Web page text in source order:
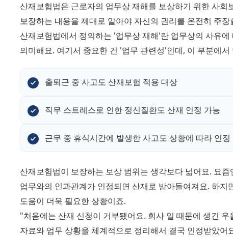
산재보험법은 근로자의 업무상 재해를 보상하기 위한 사
보장하는 내용을 제대로 알아야 자신의 권리를 온전히 주
산재보험법에서 정의하는 '업무상 재해'란 업무상의 사유
의미해요. 여기서 중요한 건 '업무 관련성'인데, 이 부분에
출퇴근 중 사고도 산재보험 적용 대상
직무 스트레스로 인한 정신질환도 산재 인정 가능
근무 중 휴식시간에 발생한 사고도 상황에 따라 인정
산재보험법이 보장하는 보상 범위는 생각보다 넓어요. 요
업무와의 인과관계가 인정되면 산재로 받아들여져요. 하
도움이 더욱 필요한 상황이죠.
"처음에는 산재 신청이 거부됐어요. 회사 일 때문에 생긴
자료와 업무 상황을 체계적으로 정리해서 결국 인정받았어